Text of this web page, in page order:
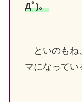
Дﾟ)。
といのもね
マになってい